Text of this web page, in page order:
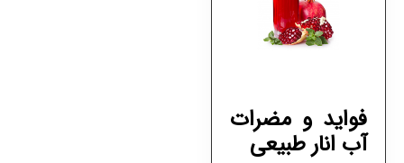
فواید و مضرات
آب انار طبیعی